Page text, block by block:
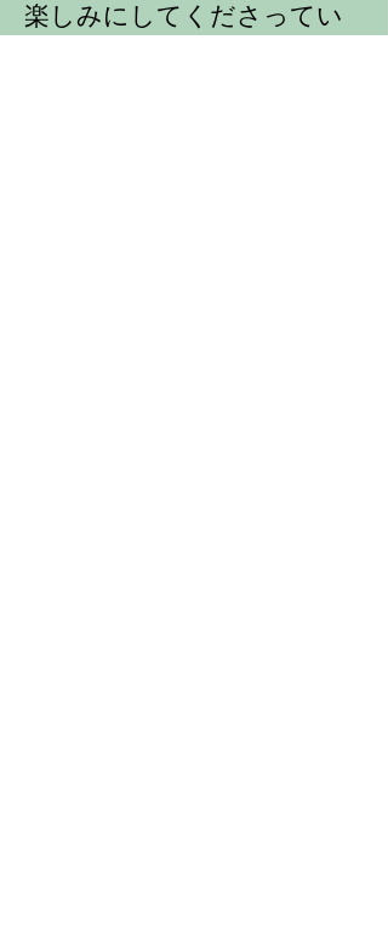
​楽しみにしてくださってい